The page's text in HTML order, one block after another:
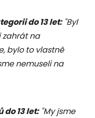
do 13 let:"Byl
zahrát na
bylo to vlastně
nemuseli na
13 let:"My jsme